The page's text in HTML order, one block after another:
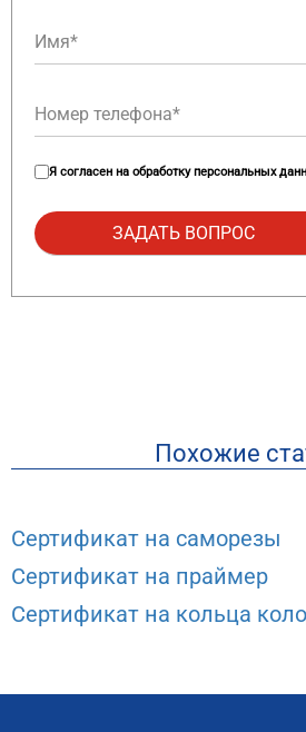
Я согласен на обработку персональных
Похожие
Сертификат на саморезы
Сертификат на праймер
Сертификат на кольца